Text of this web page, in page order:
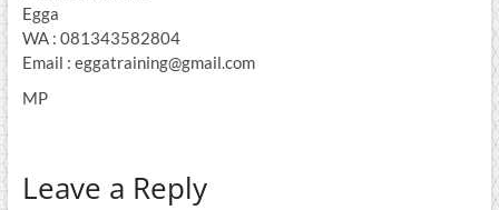
Egga
WA : 081343582804
Email : eggatraining@gmail.com
MP
Leave a Reply